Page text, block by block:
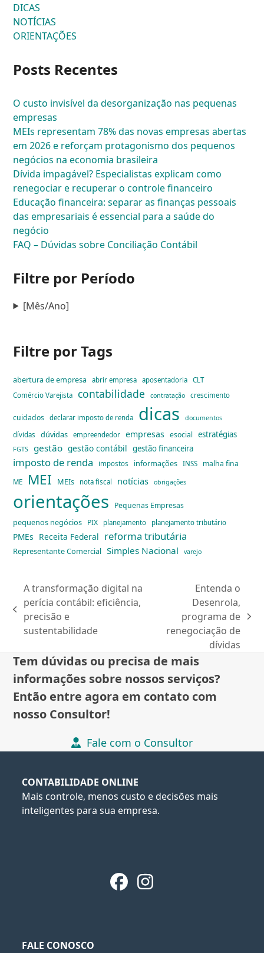
DICAS
NOTÍCIAS
ORIENTAÇÕES
Posts Recentes
O custo invisível da desorganização nas pequenas
empresas
MEIs representam 78% das novas empresas abertas
em 2026 e reforçam protagonismo dos pequenos
negócios na economia brasileira
Dívida impagável? Especialistas explicam como
renegociar e recuperar o controle financeiro
Educação financeira: separar as finanças pessoais
das empresariais é essencial para a saúde do
negócio
FAQ – Dúvidas sobre Conciliação Contábil
Filtre por Período
[Mês/Ano]
Filtre por Tags
abertura de empresa abrir empresa aposentadoria
CLT
Comércio Varejista
contabilidade contratação crescimento
cuidados declarar imposto de renda dicas documentos
dívidas dúvidas empreendedor empresas esocial estratégias
FGTS gestão gestão contábil gestão financeira
imposto de renda impostos informações INSS malha fina
ME MEI MEIs nota fiscal notícias obrigações
orientações Pequenas Empresas
pequenos negócios PIX planejamento planejamento tributário
PMEs Receita Federal reforma tributária
Representante Comercial Simples Nacional varejo
previous
post:
A transformação digital na
perícia contábil: eficiência,
precisão e
sustentabilidade
post:
Entenda o
Desenrola,
programa de
renegociação de
dívidas
Tem dúvidas ou precisa de mais
informações sobre nossos serviços?
Então entre agora em contato com
nosso Consultor!
Fale com o Consultor
CONTABILIDADE ONLINE
Mais controle, menos custo e decisões mais
inteligentes para sua empresa.
Facebook
Instagram
FALE CONOSCO